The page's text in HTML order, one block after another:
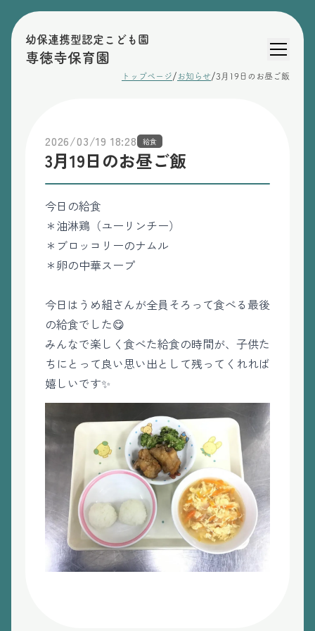
幼保連携型認定こども園
専徳寺保育園
トップページ/ お知らせ/3月19日のお昼ご飯
2026/03/19 18:28 給食
3月19日のお昼ご飯
今日の給食
＊油淋鶏（ユーリンチー）
＊ブロッコリーのナムル
＊卵の中華スープ
今日はうめ組さんが全員そろって食べる最後
の給食でした😋
みんなで楽しく食べた給食の時間が、子供た
ちにとって良い思い出として残ってくれれば
嬉しいです✨